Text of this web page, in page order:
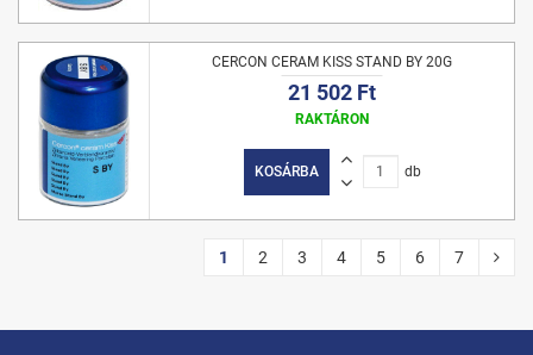
CERCON CERAM KISS STAND BY 20G
21 502 Ft
RAKTÁRON
KOSÁRBA db
1 2 3 4 5 6 7